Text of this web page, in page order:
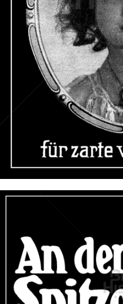
Feinseifen- und
Feinseifen- und